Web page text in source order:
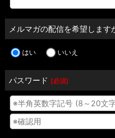
メルマガの配信を希望します
はい いいえ
パスワード [必須]